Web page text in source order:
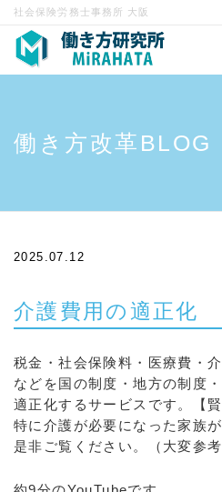
社会保険労務士事務所 大阪
働き方改革BLOG
2025.07.12
介護費用の適正化
税金・社会保険料・医療費・
などを国の制度・地方の制度
適正化するサービスです。【賢
特に介護が必要になった家族
是非ご覧ください。（大変参